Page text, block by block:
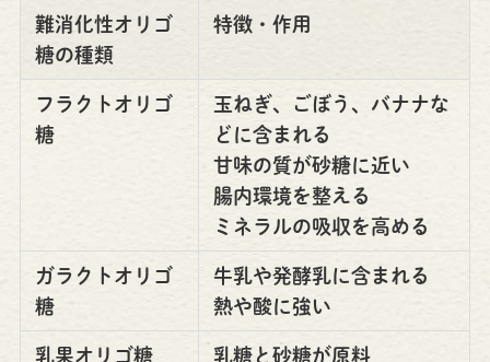
難消化性オリゴ
糖の種類
特徴・作用
フラクトオリゴ
糖
玉ねぎ、ごぼう、バナナな
どに含まれる
甘味の質が砂糖に近い
腸内環境を整える
ミネラルの吸収を高める
ガラクトオリゴ
糖
牛乳や発酵乳に含まれる
熱や酸に強い
乳果オリゴ糖
乳糖と砂糖が原料